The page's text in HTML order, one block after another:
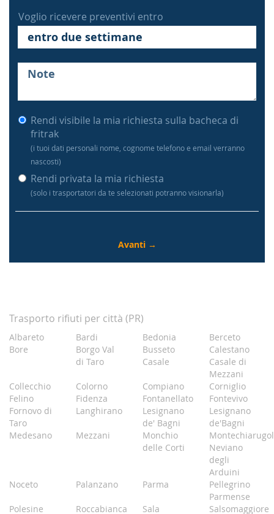
Voglio ricevere preventivi entro
Rendi visibile la mia richiesta sulla bacheca di
fritrak
(i tuoi dati personali nome, cognome telefono e email verranno
nascosti)
Rendi privata la mia richiesta
(solo i trasportatori da te selezionati potranno visionarla)
Trasporto rifiuti per città (PR)
Albareto Bardi Bedonia
Berceto
Bore
Borgo Val
di Taro
Busseto
Calestano
Casale
Casale di
Mezzani
Collecchio
Colorno Compiano
Corniglio
Felino
Fidenza Fontanellato
Fontevivo
Fornovo di
Taro
Langhirano
Lesignano
de' Bagni
Lesignano
de'Bagni
Medesano
Mezzani
Monchio
delle Corti
Neviano
degli
Arduini
Noceto
Palanzano Parma
Pellegrino
Parmense
Polesine
Roccabianca Sala Salsomaggiore